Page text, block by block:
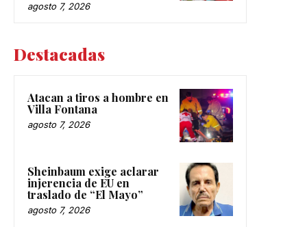
agosto 7, 2026
Destacadas
Atacan a tiros a hombre en
Villa Fontana
agosto 7, 2026
Sheinbaum exige aclarar
injerencia de EU en
traslado de “El Mayo”
agosto 7, 2026